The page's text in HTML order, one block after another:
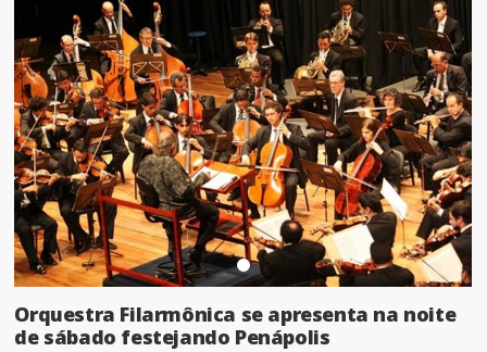
Orquestra Filarmônica se apresenta na noite
de sábado festejando Penápolis